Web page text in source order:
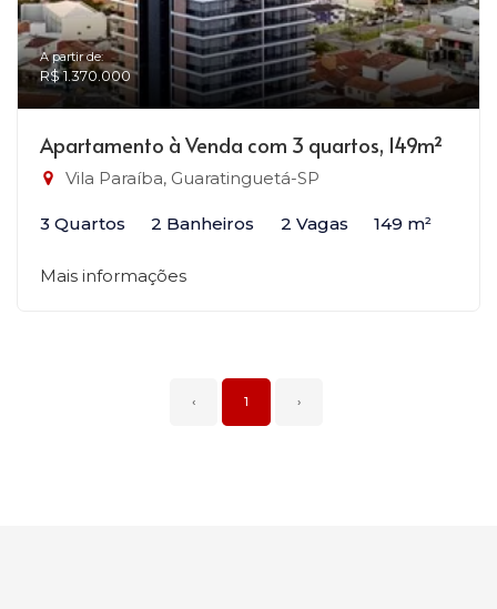
A partir de:
R$ 1.370.000
Apartamento à Venda com 3 quartos, 149m²
Vila Paraíba, Guaratinguetá-SP
3 Quartos 2 Banheiros 2 Vagas 149 m²
Mais informações
‹ 1 ›